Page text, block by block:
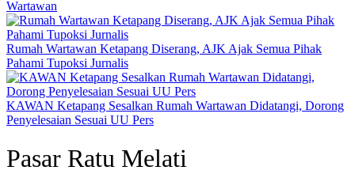
Wartawan
Rumah Wartawan Ketapang Diserang, AJK Ajak Semua Pihak
Pahami Tupoksi Jurnalis
KAWAN Ketapang Sesalkan Rumah Wartawan Didatangi, Dorong
Penyelesaian Sesuai UU Pers
Pasar Ratu Melati